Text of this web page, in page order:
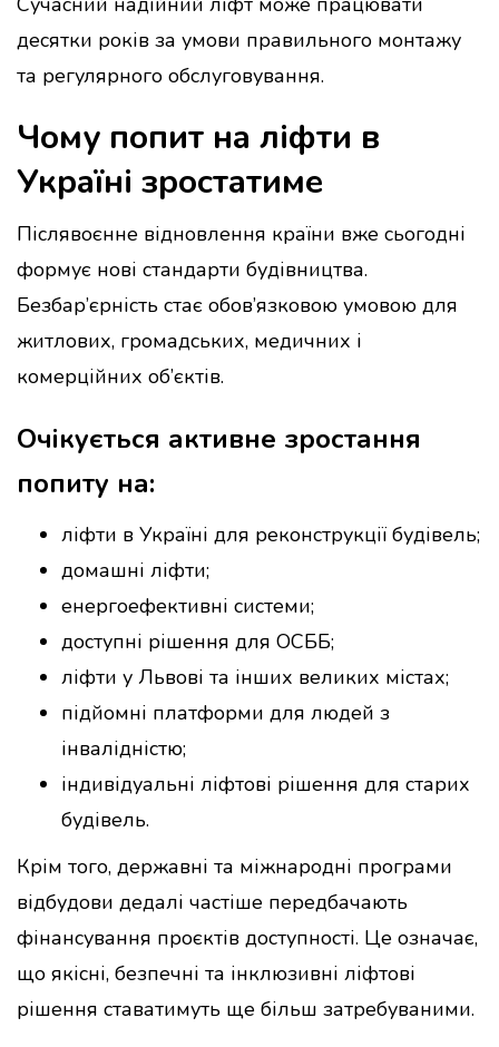
десятки років за умови правильного монтажу
та регулярного обслуговування.
Чому попит на ліфти в
Україні зростатиме
Післявоєнне відновлення країни вже сьогодні
формує нові стандарти будівництва.
Безбар’єрність стає обов’язковою умовою для
житлових, громадських, медичних і
комерційних об’єктів.
Очікується активне зростання
попиту на:
ліфти в Україні для реконструкції будівель;
домашні ліфти;
енергоефективні системи;
доступні рішення для ОСББ;
ліфти у Львові та інших великих містах;
підйомні платформи для людей з
інвалідністю;
індивідуальні ліфтові рішення для старих
будівель.
Крім того, державні та міжнародні програми
відбудови дедалі частіше передбачають
фінансування проєктів доступності. Це означає,
що якісні, безпечні та інклюзивні ліфтові
рішення ставатимуть ще більш затребуваними.